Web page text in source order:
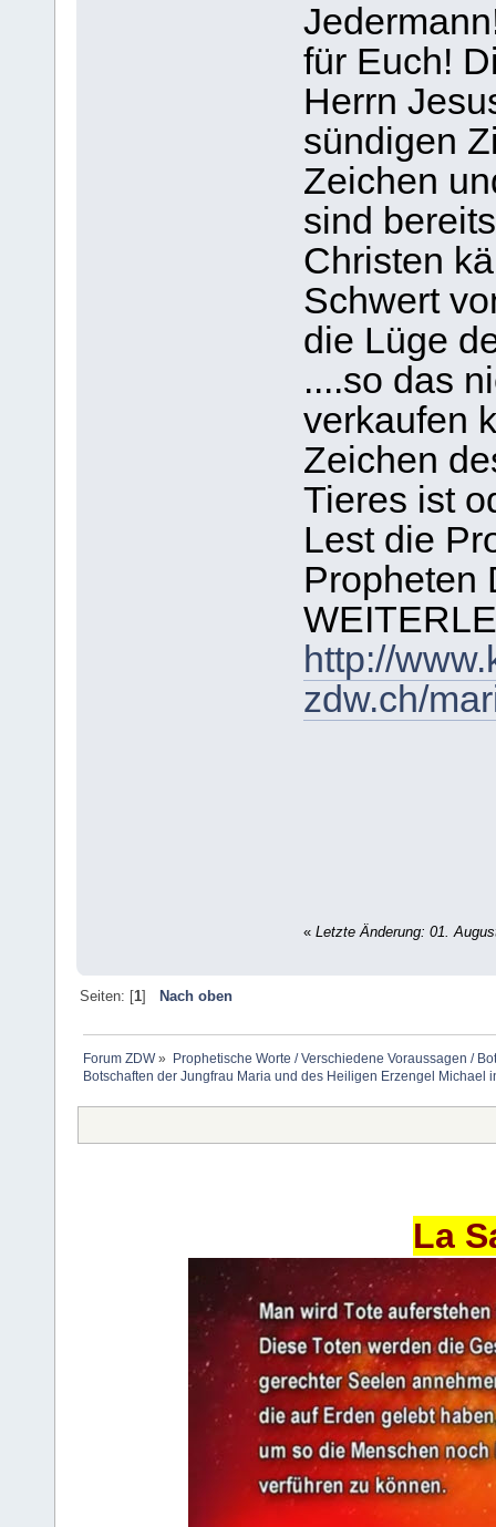
für Euch!
Herrn
sündigen
Zeichen
sind
Christen
Schwert
die Lüge
....so das
verkaufen
Zeichen
Tieres ist
Lest die
Propheten
http://
zdw.ch/
« Letzte Änderung: 01.
Seiten: [1] Nach oben
Forum ZDW»
Prophetische Worte / Verschiedene Voraussagen /
Botschaften der Jungfrau Maria und des Heiligen Erzengel Michael
La